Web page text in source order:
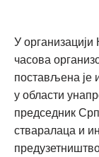
У
часова
постављена је
у области
председник
стваралаца и